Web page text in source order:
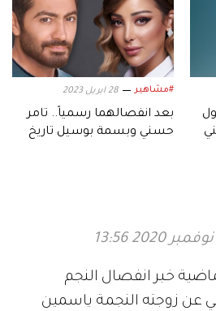
#مشاهير 28 ابريل 2023
بعد انفصالهما رسمياً.. تامر
حسني وبسمة بوسيل تاريخ
خبر انفصال النجم
عن زوجته النجمة ياسمين